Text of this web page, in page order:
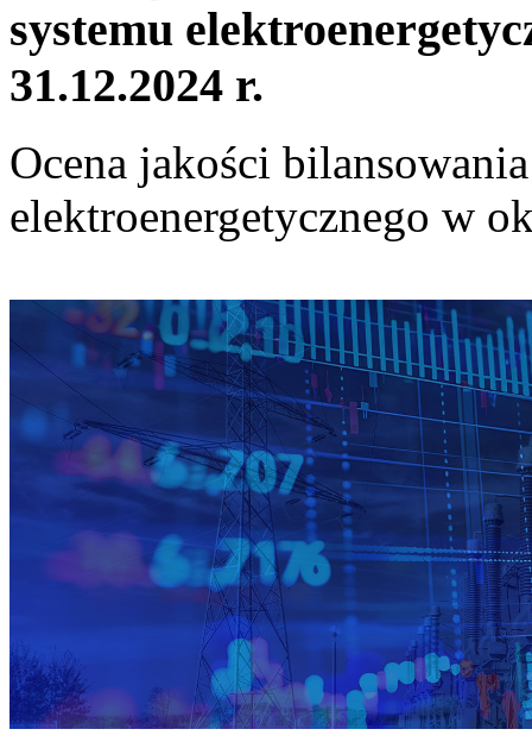
systemu
31.12.2024 r.
Ocena jakości
elektroenergetycznego w